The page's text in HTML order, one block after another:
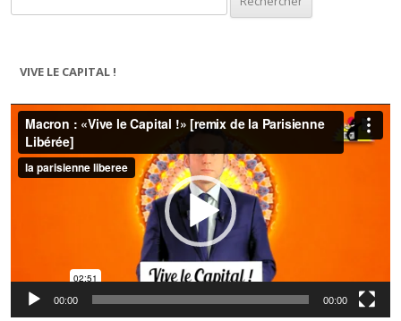
VIVE LE CAPITAL !
Lecteur
vidéo
00:00 00:00